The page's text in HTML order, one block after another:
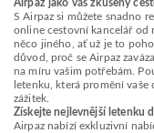
Airpaz jako váš zkušený
S Airpaz si můžete snadno
online cestovní kancelář od
něco jiného, ať už je to
důvod, proč se Airpaz
na míru vašim potřebám.
letenku, která promění
zážitek.
Získejte nejlevnější letenku
Airpaz nabízí exkluzivní